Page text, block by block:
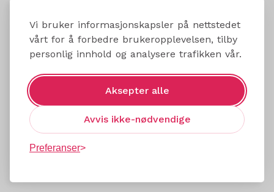
Vi bruker informasjonskapsler på nettstedet
vårt for å forbedre brukeropplevelsen, tilby
personlig innhold og analysere trafikken vår.
Aksepter alle
Avvis ikke-nødvendige
Preferanser